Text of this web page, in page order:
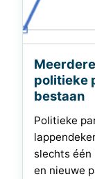
politieke
bestaan
Politieke
slechts één
en nieuwe